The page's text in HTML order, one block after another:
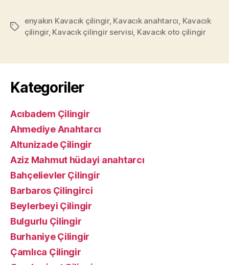
Etiketler
enyakın Kavacık çilingir, Kavacık anahtarcı Kavacık
çilingir, Kavacık çilingir servisi Kavacık oto çilingir
Kategoriler
Acıbadem Çilingir
Ahmediye Anahtarcı
Altunizade Çilingir
Aziz Mahmut hüdayi anahtarcı
Bahçelievler Çilingir
Barbaros Çilingirci
Beylerbeyi Çilingir
Bulgurlu Çilingir
Burhaniye Çilingir
Çamlıca Çilingir